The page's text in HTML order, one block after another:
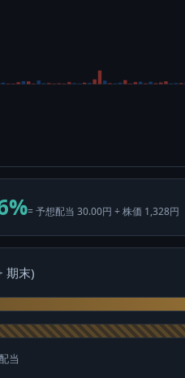
= 予想配当 30.00円 ÷ 株価 1,328円
期末)
当